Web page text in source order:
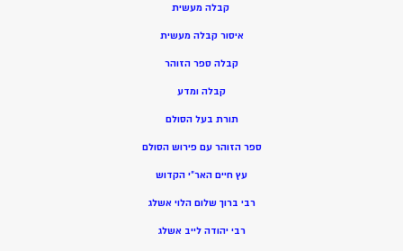
קבלה מעשית
איסור קבלה מעשית
קבלה ספר הזוהר
קבלה ומדע
תורת בעל הסולם
ספר הזוהר עם פירוש הסולם
עץ חיים האר”י הקדוש
רבי ברוך שלום הלוי אשלג
רבי יהודה לייב אשלג